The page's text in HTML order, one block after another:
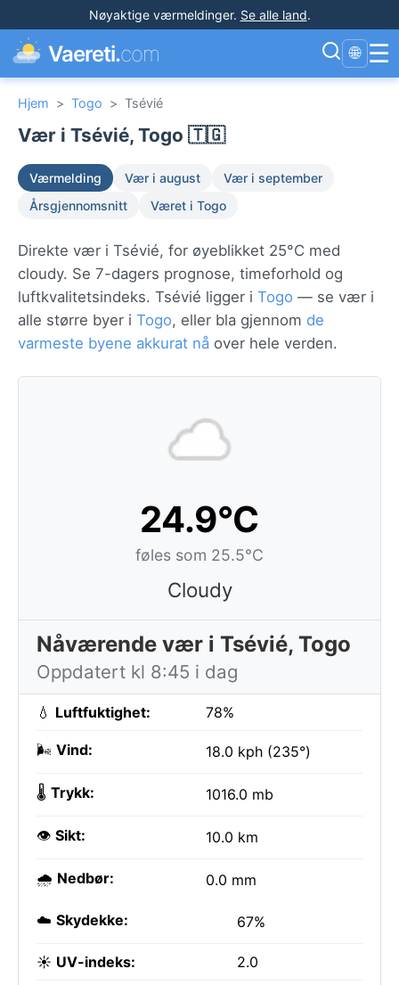
Nøyaktige værmeldinger. Se alle land.
Vaereti.com 🌐 ☰
Hjem > Togo > Tsévié
Vær i Tsévié, Togo 🇹🇬
Værmelding Vær i august
Vær i september
Årsgjennomsnitt
Været i Togo
Direkte vær i Tsévié, for øyeblikket 25°C med
cloudy. Se 7-dagers prognose, timeforhold og
luftkvalitetsindeks. Tsévié ligger i Togo — se vær i
alle større byer i Togo, eller bla gjennom de
varmeste byene akkurat nå over hele verden.
24.9°C
føles som 25.5°C
Cloudy
Nåværende vær i Tsévié, Togo
Oppdatert kl 8:45 i dag
💧 Luftfuktighet: 78%
🌬️ Vind: 18.0 kph (235°)
🌡️ Trykk: 1016.0 mb
👁️ Sikt: 10.0 km
🌧️ Nedbør: 0.0 mm
☁️ Skydekke: 67%
☀️ UV-indeks: 2.0